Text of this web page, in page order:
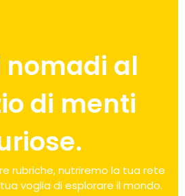
al
di menti
rubriche, nutriremo la tua rete
voglia di esplorare il mondo.